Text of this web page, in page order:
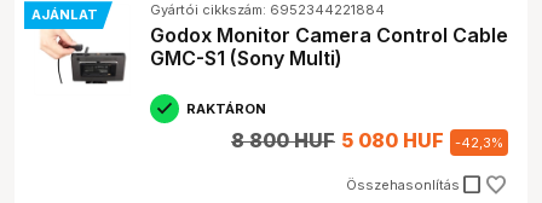
AJÁNLAT Gyártói cikkszám: 6952344221884
Godox Monitor Camera Control Cable
GMC-S1 (Sony Multi)
RAKTÁRON
Összehasonlítás check_box_outline_blank
8 800 HUF 5 080 HUF -42,3%